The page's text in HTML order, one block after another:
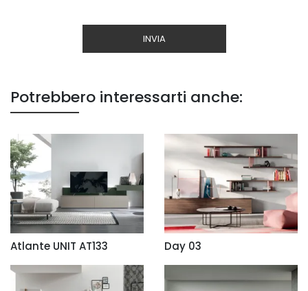
INVIA
Potrebbero interessarti anche:
Atlante UNIT AT133 Day 03